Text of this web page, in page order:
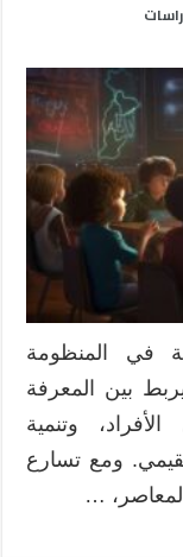
في المنظومة
بين المعرفة
وتنمية
ومع تسارع
المعاصر، …